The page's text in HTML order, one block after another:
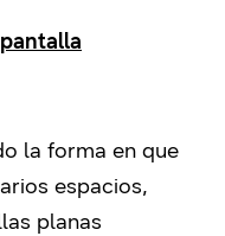
la forma en que
espacios,
planas